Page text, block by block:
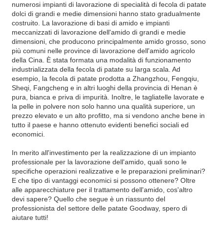
numerosi impianti di lavorazione di specialità di fecola di patate
dolci di grandi e medie dimensioni hanno stato gradualmente
costruito. La lavorazione di basi di amido e impianti
meccanizzati di lavorazione dell'amido di grandi e medie
dimensioni, che producono principalmente amido grosso, sono
più comuni nelle province di lavorazione dell'amido agricolo
della Cina. È stata formata una modalità di funzionamento
industrializzata della fecola di patate su larga scala. Ad
esempio, la fecola di patate prodotta a Zhangzhou, Fengqiu,
Sheqi, Fangcheng e in altri luoghi della provincia di Henan è
pura, bianca e priva di impurità. Inoltre, le tagliatelle lavorate e
la pelle in polvere non solo hanno una qualità superiore, un
prezzo elevato e un alto profitto, ma si vendono anche bene in
tutto il paese e hanno ottenuto evidenti benefici sociali ed
economici.
In merito all'investimento per la realizzazione di un impianto
professionale per la lavorazione dell'amido, quali sono le
specifiche operazioni realizzative e le preparazioni preliminari?
E che tipo di vantaggi economici si possono ottenere? Oltre
alle apparecchiature per il trattamento dell'amido, cos'altro
devi sapere? Quello che segue è un riassunto del
professionista del settore delle patate Goodway, spero di
aiutare tutti!